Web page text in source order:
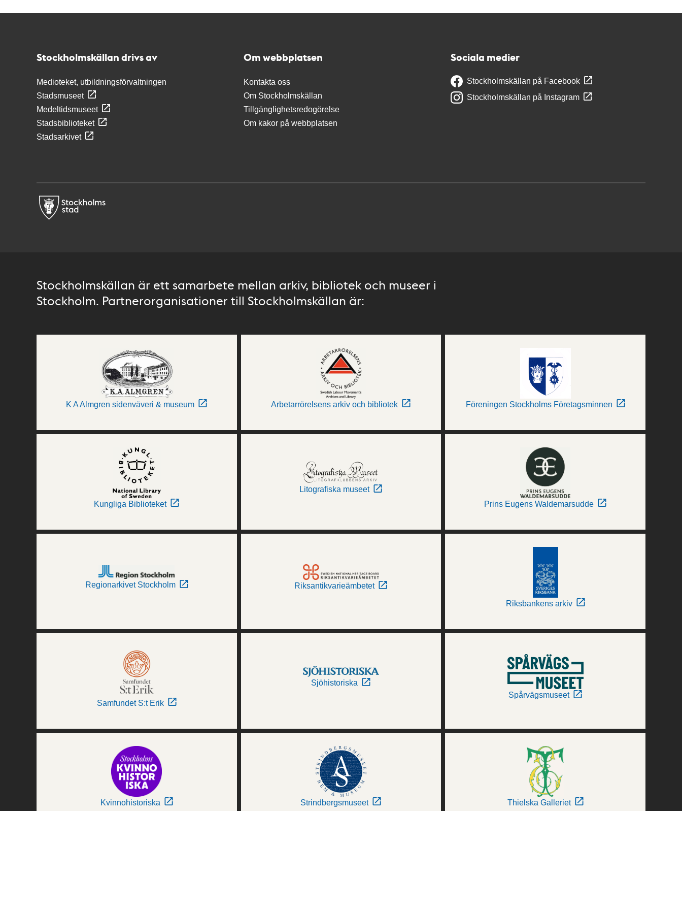
Stockholmskällan drivs av
Medioteket, utbildningsförvaltningen
Stadsmuseet
Medeltidsmuseet
Stadsbiblioteket
Stadsarkivet
Om webbplatsen
Kontakta oss
Om Stockholmskällan
Tillgänglighetsredogörelse
Om kakor på webbplatsen
Sociala medier
Stockholmskällan på Facebook
Stockholmskällan på Instagram
Stockholmskällan är ett samarbete mellan arkiv, bibliotek och museer i
Stockholm. Partnerorganisationer till Stockholmskällan är:
K A Almgren sidenväveri & museum Arbetarrörelsens arkiv och bibliotek Föreningen Stockholms Företagsminnen
Kungliga Biblioteket
Litografiska museet
Prins Eugens Waldemarsudde
Regionarkivet Stockholm Riksantikvarieämbetet
Riksbankens arkiv
Samfundet S:t Erik
Sjöhistoriska
Spårvägsmuseet
Kvinnohistoriska Strindbergsmuseet Thielska Galleriet